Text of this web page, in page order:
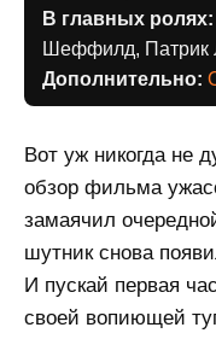
В главных ролях:
Шеффилд, Патрик
Дополнительно:
Вот уж никогда не
обзор фильма
замаячил
шутник снова
И пускай первая
своей вопиющей